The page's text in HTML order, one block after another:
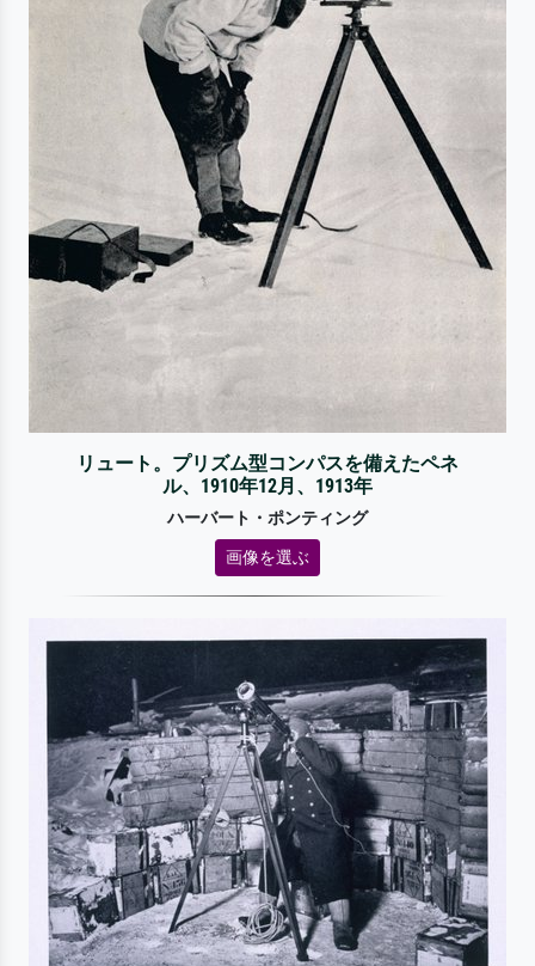
リュート。プリズム型コンパスを備えたペネ
ル、1910年12月、1913年
ハーバート・ポンティング
画像を選ぶ